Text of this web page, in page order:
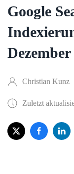
Google
Dezember
Christian Kunz
Zuletzt